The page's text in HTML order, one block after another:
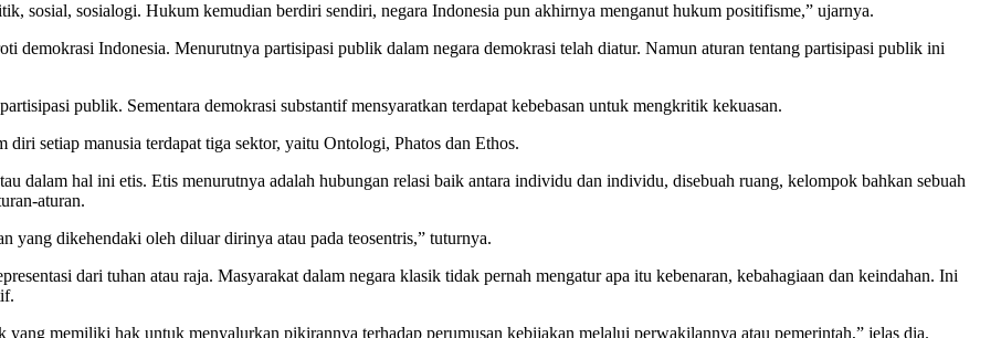
sosial, sosialogi. Hukum kemudian berdiri sendiri, negara Indonesia pun akhirnya menganut hukum positifisme,” ujarnya.
demokrasi Indonesia. Menurutnya partisipasi publik dalam negara demokrasi telah diatur. Namun aturan tentang partisipasi publik ini
publik. Sementara demokrasi substantif mensyaratkan terdapat kebebasan untuk mengkritik kekuasan.
setiap manusia terdapat tiga sektor, yaitu Ontologi, Phatos dan Ethos.
dalam hal ini etis. Etis menurutnya adalah hubungan relasi baik antara individu dan individu, disebuah ruang, kelompok bahkan sebuah
aturan.
yang dikehendaki oleh diluar dirinya atau pada teosentris,” tuturnya.
dari tuhan atau raja. Masyarakat dalam negara klasik tidak pernah mengatur apa itu kebenaran, kebahagiaan dan keindahan. Ini
yang memiliki hak untuk menyalurkan pikirannya terhadap perumusan kebijakan melalui perwakilannya atau pemerintah,” jelas dia.